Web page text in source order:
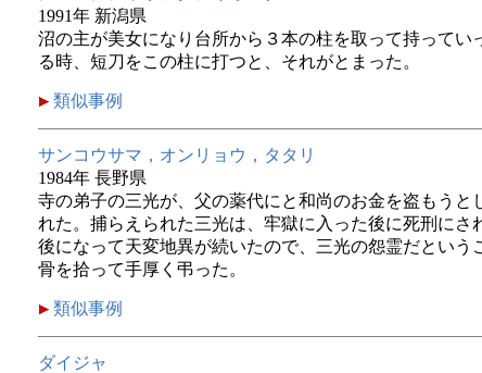
1991年 新潟県
沼の主が美女になり台所から３本の柱を取って持ってい
る時、短刀をこの柱に打つと、それがとまった。
類似事例
サンコウサマ，オンリョウ，タタリ
1984年 長野県
寺の弟子の三光が、父の薬代にと和尚のお金を盗もうと
れた。捕らえられた三光は、牢獄に入った後に死刑にさ
後になって天変地異が続いたので、三光の怨霊だという
骨を拾って手厚く弔った。
類似事例
ダイジャ